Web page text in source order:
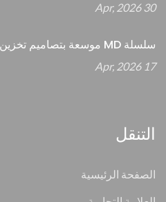
30 Apr, 2026
سلسلة MD موسعة بتصاميم تخزين...
17 Apr, 2026
التنقل
الصفحة الرئيسية